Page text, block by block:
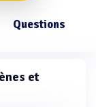
Questions
et